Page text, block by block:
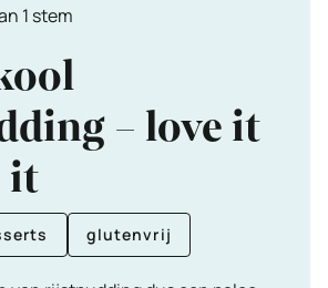
1 stem
– love it
it
glutenvrij